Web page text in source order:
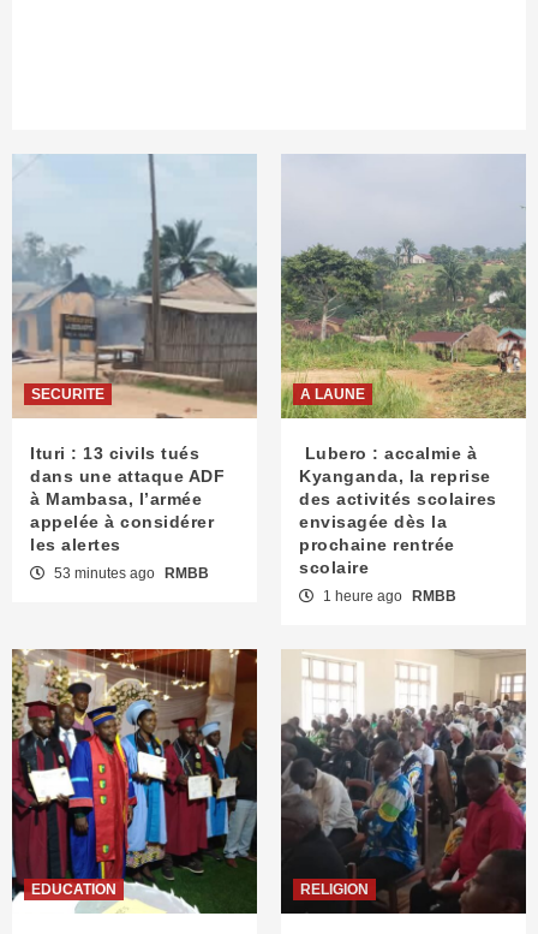
SECURITE
Ituri : 13 civils tués
dans une attaque ADF
à Mambasa, l’armée
appelée à considérer
les alertes
53 minutes ago RMBB
A LAUNE
Lubero : accalmie à
Kyanganda, la reprise
des activités scolaires
envisagée dès la
prochaine rentrée
scolaire
1 heure ago RMBB
EDUCATION RELIGION